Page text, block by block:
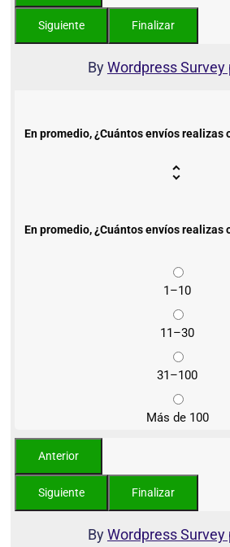
ByWordpress Survey
En promedio, ¿Cuántos envíos realizas
En promedio, ¿Cuántos envíos realizas
1–10
11–30
31–100
Más de 100
ByWordpress Survey